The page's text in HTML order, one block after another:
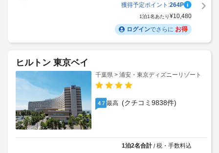
獲得予定ポイント:264P
1泊1名あたり¥10,480
ログインでさらに お得
ヒルトン 東京ベイ
千葉県 > 浦安・東京ディズニーリゾート
4.7 最高 (クチコミ9838件)
1泊2名合計/税・手数料込